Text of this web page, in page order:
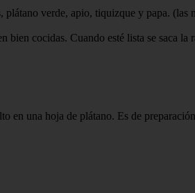
verde, apio, tiquizque y papa. (las
cocidas. Cuando esté lista se saca la
en una hoja de plátano. Es de